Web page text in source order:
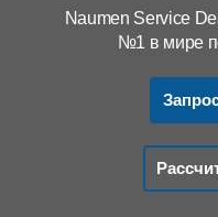
Naumen Service
№1 в мире